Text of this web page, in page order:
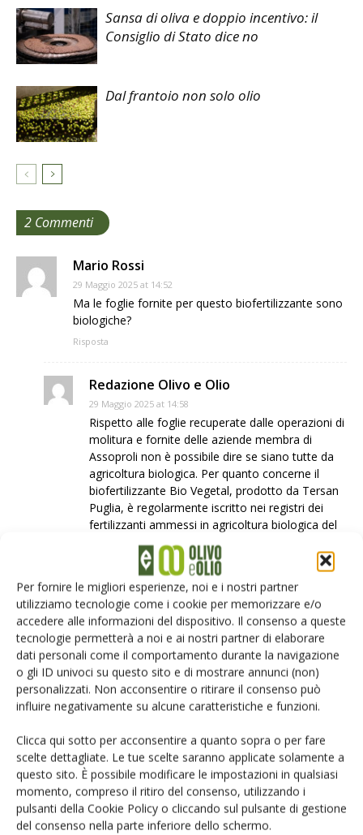
Per fornire le migliori esperienze, noi e i nostri partner
utilizziamo tecnologie come i cookie per memorizzare e/o
accedere alle informazioni del dispositivo. Il consenso a queste
tecnologie permetterà a noi e ai nostri partner di elaborare
dati personali come il comportamento durante la navigazione
o gli ID univoci su questo sito e di mostrare annunci (non)
personalizzati. Non acconsentire o ritirare il consenso può
influire negativamente su alcune caratteristiche e funzioni.
Clicca qui sotto per acconsentire a quanto sopra o per fare
scelte dettagliate. Le tue scelte saranno applicate solamente a
questo sito. È possibile modificare le impostazioni in qualsiasi
momento, compreso il ritiro del consenso, utilizzando i
pulsanti della Cookie Policy o cliccando sul pulsante di gestione
del consenso nella parte inferiore dello schermo.
Sansa di oliva e doppio incentivo: il
Consiglio di Stato dice no
Dal frantoio non solo olio
2 Commenti
Mario Rossi
29 Maggio 2025 at 14:52
Ma le foglie fornite per questo biofertilizzante sono
biologiche?
Risposta
Redazione Olivo e Olio
29 Maggio 2025 at 14:58
Rispetto alle foglie recuperate dalle operazioni di
molitura e fornite delle aziende membra di
Assoproli non è possibile dire se siano tutte da
agricoltura biologica. Per quanto concerne il
biofertilizzante Bio Vegetal, prodotto da Tersan
Puglia, è regolarmente iscritto nei registri dei
fertilizzanti ammessi in agricoltura biologica del
SIAN, possiede la certificazione BioAgricert ed è
marcato CE, quindi riconosciuto come
fertilizzante ammesso in agricoltura biologica,
commercializzabile in Europa e negli altri
continenti.
LASCIA UN COMMENTO